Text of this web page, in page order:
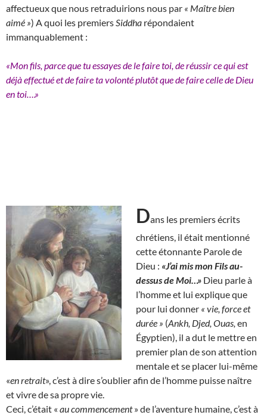
affectueux que nous retraduirions nous par « Maître bien
aimé ») A quoi les premiers Siddha répondaient
immanquablement :
«Mon fils, parce que tu essayes de le faire toi, de réussir ce qui est
déjà effectué et de faire ta volonté plutôt que de faire celle de Dieu
en toi….»
Dans les premiers écrits
chrétiens, il était mentionné
cette étonnante Parole de
Dieu : «J’ai mis mon Fils au-
dessus de Moi…» Dieu parle à
l’homme et lui explique que
pour lui donner « vie, force et
durée » (Ankh, Djed, Ouas, en
Égyptien), il a dut le mettre en
premier plan de son attention
mentale et se placer lui-même
«en retrait», c’est à dire s’oublier afin de l’homme puisse naître
et vivre de sa propre vie.
Ceci, c’était « au commencement» de l’aventure humaine, c’est à